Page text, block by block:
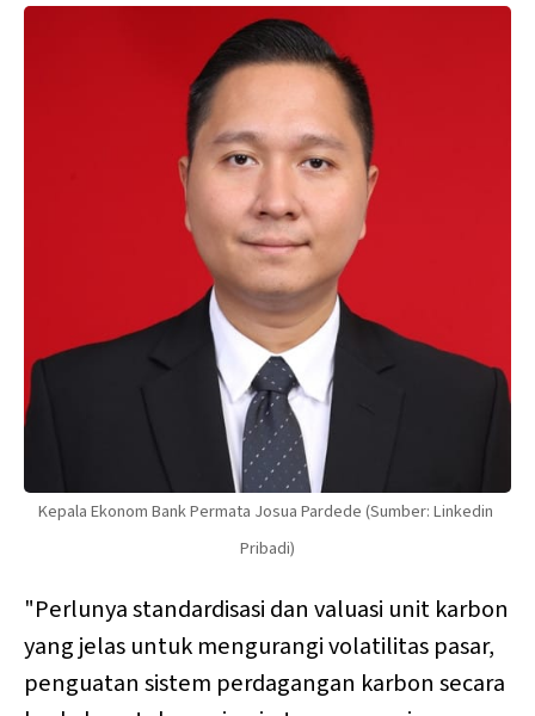
Kepala Ekonom Bank Permata Josua Pardede (Sumber: Linkedin
Pribadi)
"Perlunya standardisasi dan valuasi unit karbon
yang jelas untuk mengurangi volatilitas pasar,
penguatan sistem perdagangan karbon secara